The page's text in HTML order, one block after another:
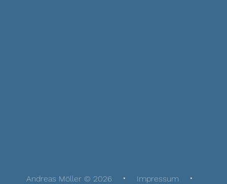
Andreas Möller © 2026 Impressum